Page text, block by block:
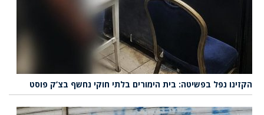
הקזינו נפל בפשיטה: בית הימורים בלתי חוקי נחשף בצ’ק פוסט